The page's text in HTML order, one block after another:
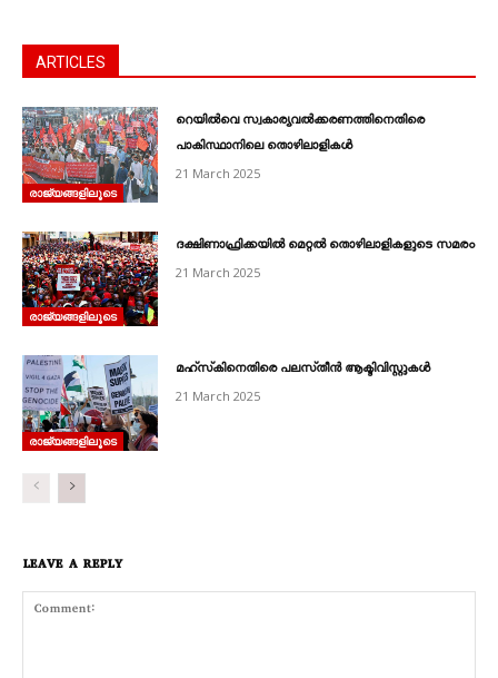
ARTICLES
രാജ്യങ്ങളിലൂടെ
റെയിൽവെ സ്വകാര്യവൽക്കരണത്തിനെതിരെ
പാകിസ്ഥാനിലെ തൊഴിലാളികൾ
21 March 2025
രാജ്യങ്ങളിലൂടെ
ദക്ഷിണാഫ്രിക്കയിൽ മെറ്റൽ തൊഴിലാളികളുടെ സമരം
21 March 2025
രാജ്യങ്ങളിലൂടെ
മഹ്‌സ്‌കിനെതിരെ പലസ്‌തീൻ ആക്ടിവിസ്റ്റുകൾ
21 March 2025
LEAVE A REPLY